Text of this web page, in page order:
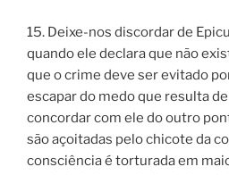
15. Deixe-nos discordar de
quando ele declara que não
que o crime deve ser evitado
escapar do medo que resulta
concordar com ele do outro
são açoitadas pelo chicote da
consciência é torturada em